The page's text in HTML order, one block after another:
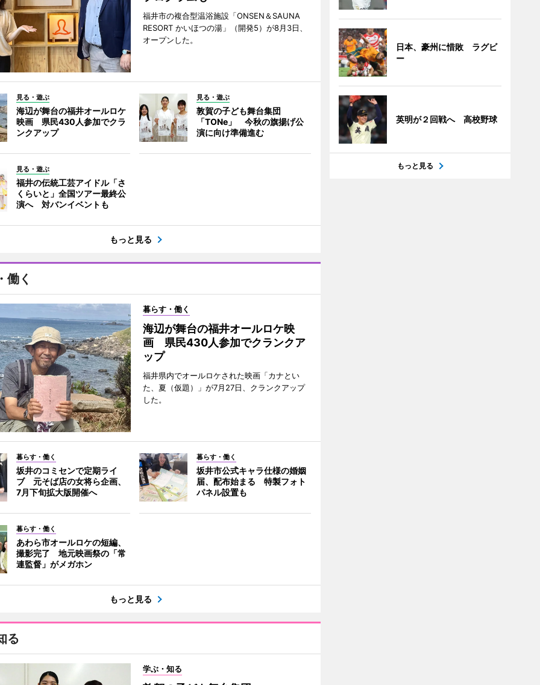
福井市の複合型温浴施設「ONSEN＆SAUNA
RESORT かいほつの湯」（開発5）が8月3日、
オープンした。
見る・遊ぶ
海辺が舞台の福井オールロケ
映画 県民430人参加でクラ
ンクアップ
見る・遊ぶ
敦賀の子ども舞台集団
「TONe」 今秋の旗揚げ公
演に向け準備進む
見る・遊ぶ
福井の伝統工芸アイドル「さ
くらいと」全国ツアー最終公
演へ 対バンイベントも
もっと見る
働く
暮らす・働く
海辺が舞台の福井オールロケ映
画 県民430人参加でクランクア
ップ
福井県内でオールロケされた映画「カナとい
た、夏（仮題）」が7月27日、クランクアップ
した。
暮らす・働く
坂井のコミセンで定期ライ
ブ 元そば店の女将ら企画、
7月下旬拡大版開催へ
暮らす・働く
坂井市公式キャラ仕様の婚姻
届、配布始まる 特製フォト
パネル設置も
暮らす・働く
あわら市オールロケの短編、
撮影完了 地元映画祭の「常
連監督」がメガホン
もっと見る
る
学ぶ・知る
日本、豪州に惜敗 ラグビ
ー
英明が２回戦へ 高校野球
もっと見る